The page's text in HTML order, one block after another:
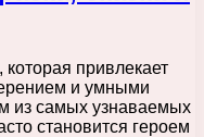
привлекает
и умными
из самых узнаваемых
становится героем